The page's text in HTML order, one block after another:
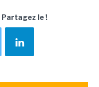
Partagez le !